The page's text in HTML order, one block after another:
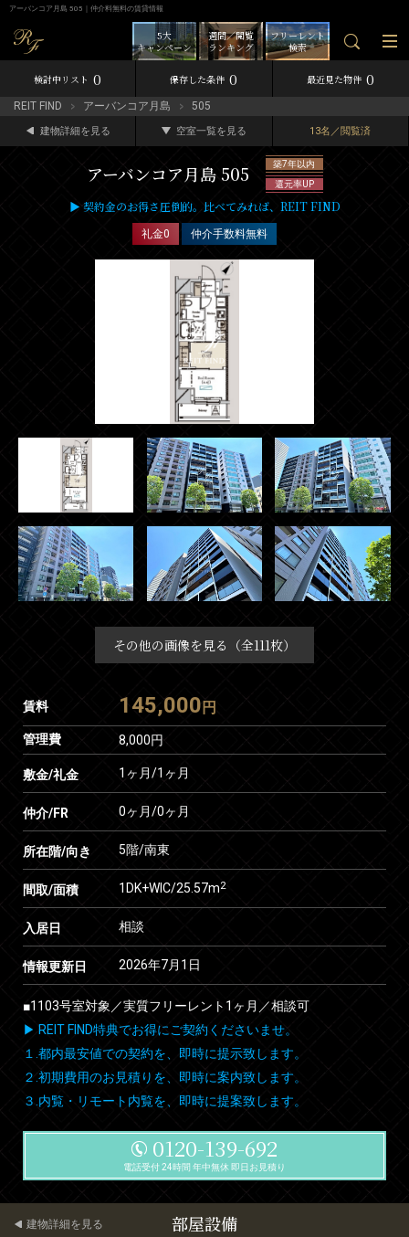
アーバンコア月島 505｜仲介料無料の賃貸情報
フリーレント
検索
週間／閲覧
ランキング
5大
キャンペーン
検討中リスト 0 保存した条件 0 最近見た物件 0
REIT FIND アーバンコア月島 505
建物詳細を見る 空室一覧を見る 13名／閲覧済
アーバンコア月島 505
築7年以内
還元率UP
▶ 契約金のお得さ圧倒的。比べてみれば、REIT FIND
礼金0 仲介手数料無料
その他の画像を見る（全111枚）
賃料 145,000 円
管理費 8,000円
敷金/礼金 1ヶ月/1ヶ月
仲介/FR 0ヶ月/0ヶ月
所在階/向き 5階/南東
間取/面積 1DK+WIC/25.57m2
入居日 相談
情報更新日 2026年7月1日
■1103号室対象／実質フリーレント1ヶ月／相談可
▶ REIT FIND特典でお得にご契約くださいませ。
１.都内最安値での契約を、即時に提示致します。
２.初期費用のお見積りを、即時に案内致します。
３.内覧・リモート内覧を、即時に提案致します。
0120-139-692
電話受付 24時間 年中無休 即日お見積り
部屋設備
建物詳細を見る